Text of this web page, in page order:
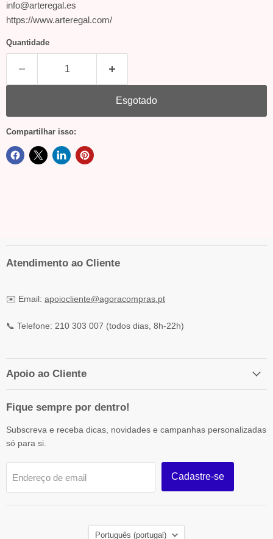
info@arteregal.es
https://www.arteregal.com/
Quantidade
Esgotado
Compartilhar isso:
Atendimento ao Cliente
✉️ Email: apoiocliente@agoracompras.pt
📞 Telefone: 210 303 007 (todos dias, 8h-22h)
Apoio ao Cliente
Fique sempre por dentro!
Subscreva e receba dicas, novidades e campanhas personalizadas
só para si.
Endereço de email Cadastre-se
Idioma
Português (portugal)